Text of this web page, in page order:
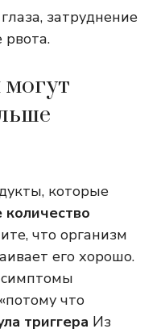
затруднение
которые
что организм
его хорошо.
симптомы
что
триггера Из